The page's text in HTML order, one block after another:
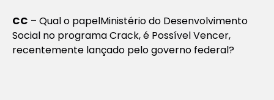
CC – Qual o papelMinistério do Desenvolvimento
Social no programa Crack, é Possível Vencer,
recentemente lançado pelo governo federal?